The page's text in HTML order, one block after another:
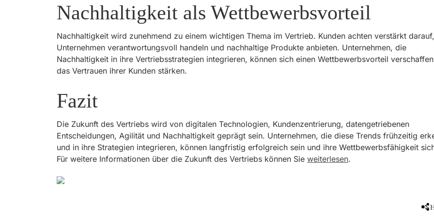
Nachhaltigkeit als Wettbewerbsvorteil
Nachhaltigkeit wird zunehmend zu einem wichtigen Thema im Vertrieb. Kunden achten verstärkt
Unternehmen verantwortungsvoll handeln und nachhaltige Produkte anbieten. Unternehmen, die
Nachhaltigkeit in ihre Vertriebsstrategien integrieren, können sich einen Wettbewerbsvorteil
das Vertrauen ihrer Kunden stärken.
Fazit
Die Zukunft des Vertriebs wird von digitalen Technologien, Kundenzentrierung, datengetriebenen
Entscheidungen, Agilität und Nachhaltigkeit geprägt sein. Unternehmen, die diese Trends frühzeitig
und in ihre Strategien integrieren, können langfristig erfolgreich sein und ihre Wettbewerbsfähigkeit
Für weitere Informationen über die Zukunft des Vertriebs können Sie weiterlesen.